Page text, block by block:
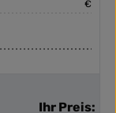
€
Ihr Preis: